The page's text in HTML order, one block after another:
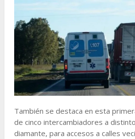
También se destaca en esta
de cinco intercambiadores a
diamante, para accesos a calles